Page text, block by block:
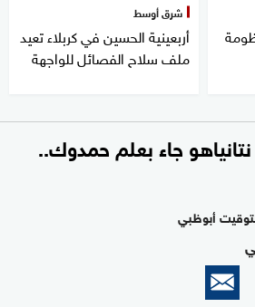
شرق أوسط
أربعينية الحسين في كربلاء تعيد
ملف سلاح الفصائل للواجهة
نتانياهو جاء بعلم حمدوك..